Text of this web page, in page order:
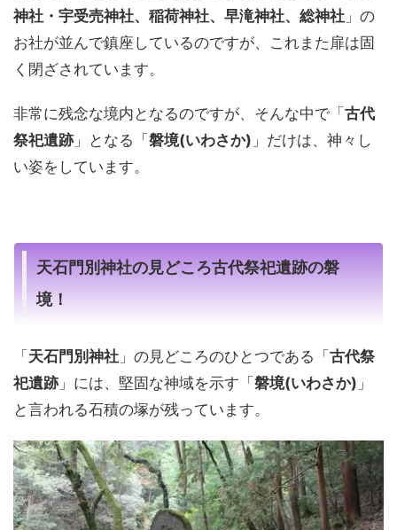
神社・宇受売神社、稲荷神社、早滝神社、総神社 」の
お社が並んで鎮座しているのですが、これまた扉は固
く閉ざされています。
非常に残念な境内となるのですが、そんな中で「 古代
祭祀遺跡」となる「 磐境(いわさか) 」だけは、神々し
い姿をしています。
天石門別神社の見どころ古代祭祀遺跡の磐
境！
「 天石門別神社 」の見どころのひとつである「 古代祭
祀遺跡」には、堅固な神域を示す「 磐境(いわさか) 」
と言われる石積の塚が残っています。